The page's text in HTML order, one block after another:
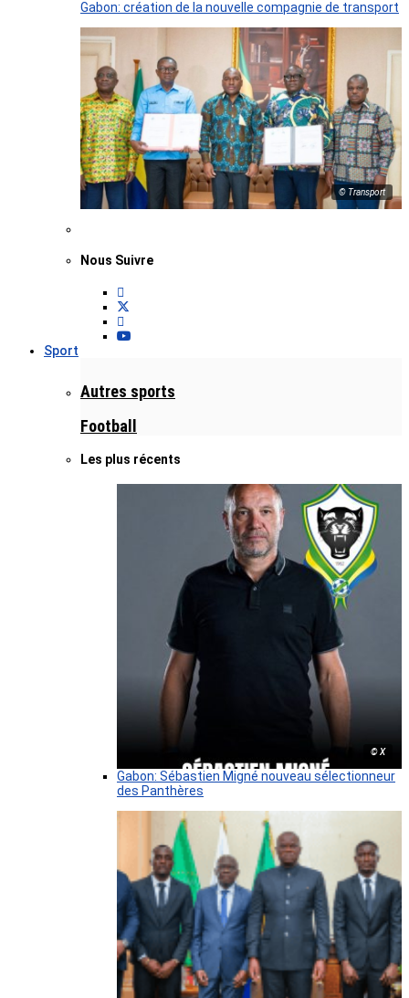
Gabon: création de la nouvelle compagnie de transport
© Transport
Nous Suivre
Sport
Autres sports
Football
Les plus récents
© X
Gabon: Sébastien Migné nouveau sélectionneur
des Panthères